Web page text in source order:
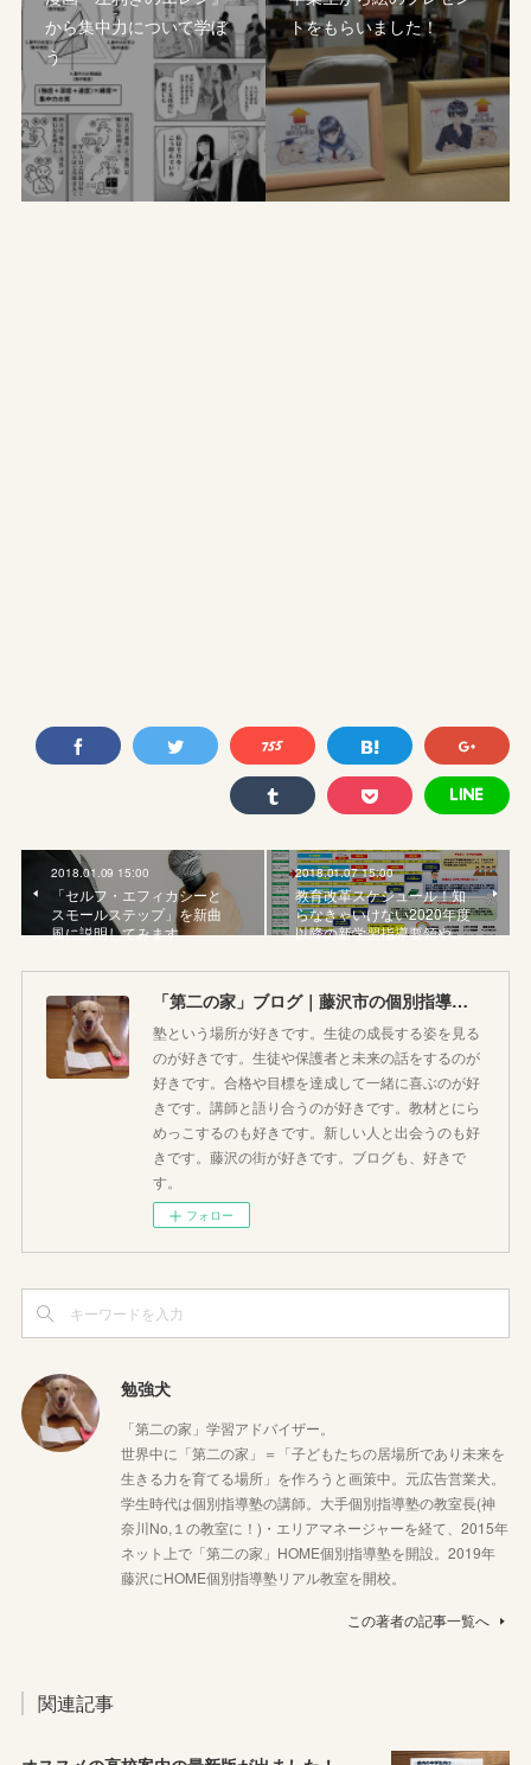
から集中力について学ぼ
う
トをもらいました！
2018.01.09 15:00
「セルフ・エフィカシーと
スモールステップ」を新曲
風に説明してみます
2018.01.07 15:00
教育改革スケジュール！知
らなきゃいけない2020年度
以降の新学習指導要領や…
「第二の家」ブログ｜藤沢市の個別指導塾のお話
塾という場所が好きです。生徒の成長する姿を見る
のが好きです。生徒や保護者と未来の話をするのが
好きです。合格や目標を達成して一緒に喜ぶのが好
きです。講師と語り合うのが好きです。教材とにら
めっこするのも好きです。新しい人と出会うのも好
きです。藤沢の街が好きです。ブログも、好きで
す。
フォロー
勉強犬
「第二の家」学習アドバイザー。
世界中に「第二の家」＝「子どもたちの居場所であり未来を
生きる力を育てる場所」を作ろうと画策中。元広告営業犬。
学生時代は個別指導塾の講師。大手個別指導塾の教室長(神
奈川No,１の教室に！)・エリアマネージャーを経て、2015年
ネット上で「第二の家」HOME個別指導塾を開設。2019年
藤沢にHOME個別指導塾リアル教室を開校。
この著者の記事一覧へ
関連記事